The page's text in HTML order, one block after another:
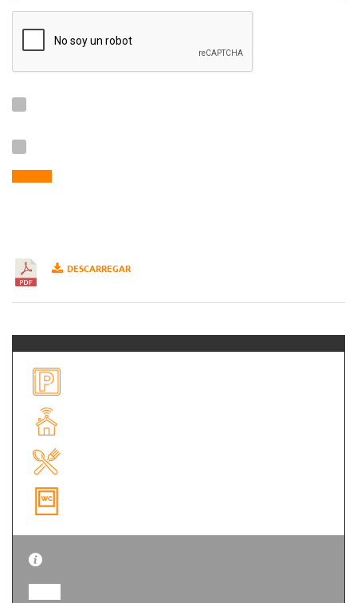
DESCARREGAR